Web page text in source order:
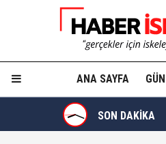
ANA SAYFA
SON DAKİKA